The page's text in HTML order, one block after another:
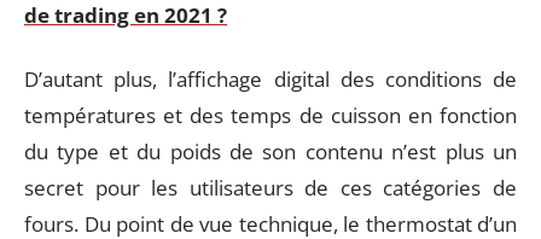
de trading en 2021 ?
D’autant plus, l’affichage digital des conditions de
températures et des temps de cuisson en fonction
du type et du poids de son contenu n’est plus un
secret pour les utilisateurs de ces catégories de
fours. Du point de vue technique, le thermostat d’un